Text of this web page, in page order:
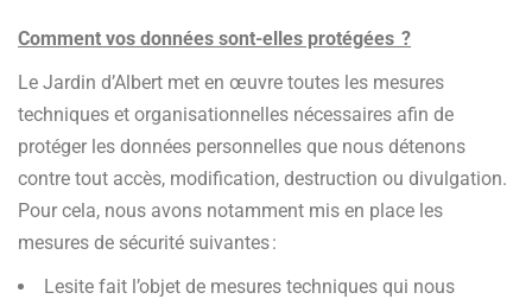
Comment vos données sont-elles protégées ?
Le Jardin d’Albert met en œuvre toutes les mesures
techniques et organisationnelles nécessaires afin de
protéger les données personnelles que nous détenons
contre tout accès, modification, destruction ou divulgation.
Pour cela, nous avons notamment mis en place les
mesures de sécurité suivantes :
Lesite fait l’objet de mesures techniques qui nous